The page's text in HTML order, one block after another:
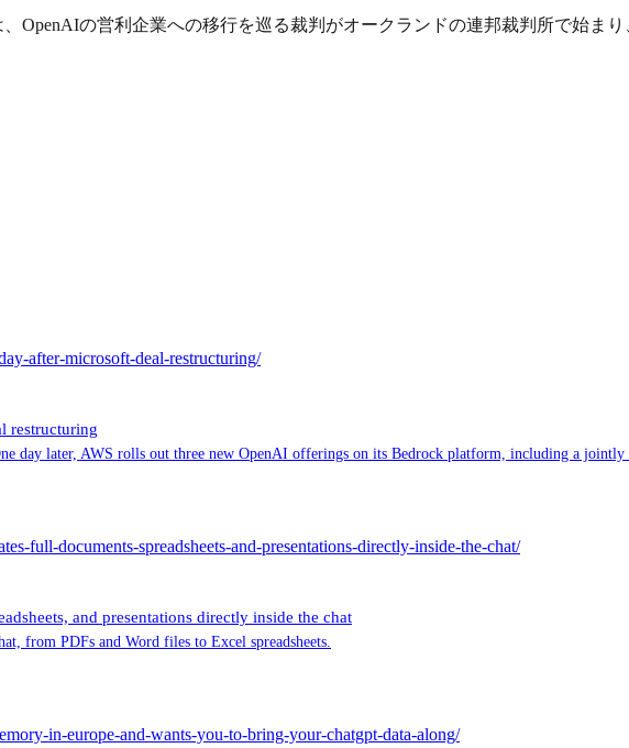
OpenAIの営利企業への移行を巡る裁判がオークランドの連邦裁判所で始ま
after-microsoft-deal-restructuring/
restructuring
day later, AWS rolls out three new OpenAI offerings on its Bedrock platform, including a jointly
full-documents-spreadsheets-and-presentations-directly-inside-the-chat/
and presentations directly inside the chat
from PDFs and Word files to Excel spreadsheets.
in-europe-and-wants-you-to-bring-your-chatgpt-data-along/